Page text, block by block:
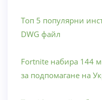
Топ 5 популярни
DWG файл
Fortnite набира 144
за подпомагане на